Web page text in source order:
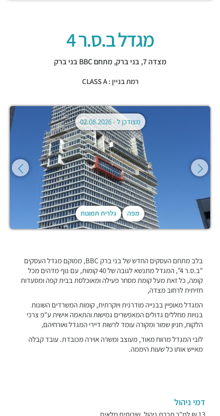
מגדל ב.ס.ר 4
מצדה 7, בני ברק,מתחם BBC בני ברק
רמת בניין : CLASS A
מפה גלרית תמונות
מצודכן ל -02.08.2026
בלב מתחם העסקים החדש של בני ברק BBC, ממוקם מגדל העסקים
"ב.ס.ר 4", המגדל מתנשא לגובה של 40 קומות, עם נוף מדהים מכל
קומה, כל זאת מעל קומת מסחר פעילה ומאוכלסת בבית קפה ומסעדות
חזיתית לרחוב מצדה,
המגדל מאופיין בבנייה מודרנית ויוקרתית, קומות המשרדים השונות
בנויות מחללים גדולים המאפשרים גמישות והתאמה אישית ע"פ צרכי
הלקוח, חניון שמור ומקורה עומד לרשות דיירי המגדל ואורחיהם,
לובי המגדל מרווח מאוד, מעוצב ומשרה אוירה מכובדת. עובד קבלה
מאייש אותו כל שעות היממה.
דמי ניהול